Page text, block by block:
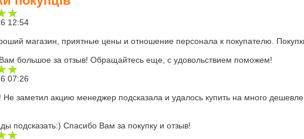
12:54
магазин, приятные цены и отношение персонала к покупателю.
большое за отзыв! Обращайтесь еще, с удовольствием поможем!
07:26
Не заметил акцию менеджер подсказала и удалось купить на много
подсказать:) Спасибо Вам за покупку и отзыв!